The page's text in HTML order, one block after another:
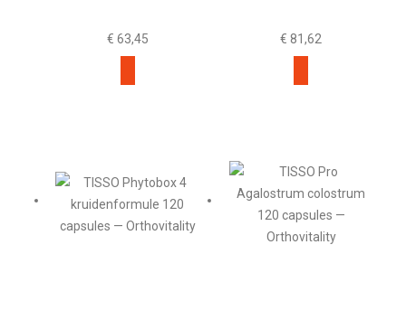
€ 63,45 € 81,62